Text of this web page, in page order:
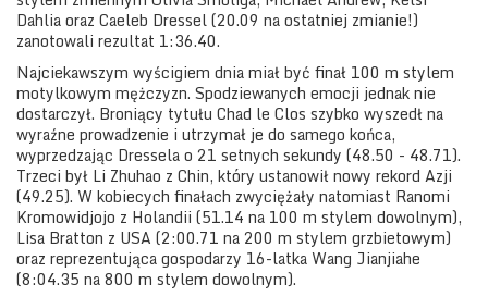
Dahlia oraz Caeleb Dressel (20.09 na ostatniej zmianie!)
zanotowali rezultat 1:36.40.
Najciekawszym wyścigiem dnia miał być finał 100 m stylem
motylkowym mężczyzn. Spodziewanych emocji jednak nie
dostarczył. Broniący tytułu Chad le Clos szybko wyszedł na
wyraźne prowadzenie i utrzymał je do samego końca,
wyprzedzając Dressela o 21 setnych sekundy (48.50 - 48.71).
Trzeci był Li Zhuhao z Chin, który ustanowił nowy rekord Azji
(49.25). W kobiecych finałach zwyciężały natomiast Ranomi
Kromowidjojo z Holandii (51.14 na 100 m stylem dowolnym),
Lisa Bratton z USA (2:00.71 na 200 m stylem grzbietowym)
oraz reprezentująca gospodarzy 16-latka Wang Jianjiahe
(8:04.35 na 800 m stylem dowolnym).